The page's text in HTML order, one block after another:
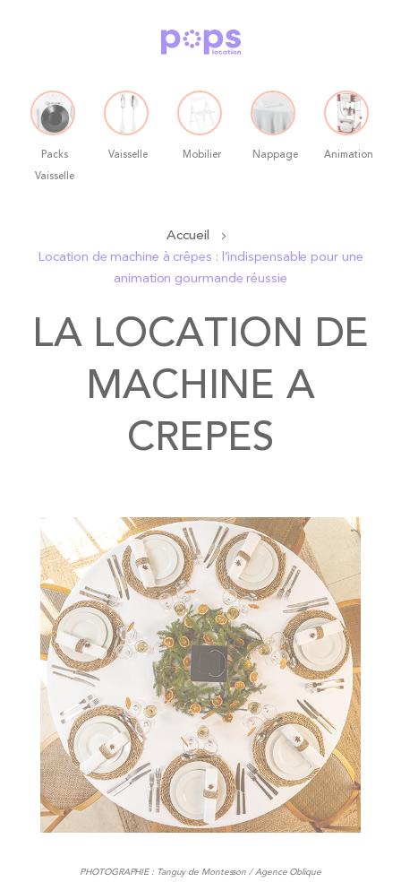
Packs
Vaisselle
Vaisselle Mobilier Nappage Animation
Accueil
Location de machine à crêpes : l’indispensable pour une
animation gourmande réussie
LA LOCATION DE
MACHINE A
CREPES
PHOTOGRAPHIE : Tanguy de Montesson / Agence Oblique